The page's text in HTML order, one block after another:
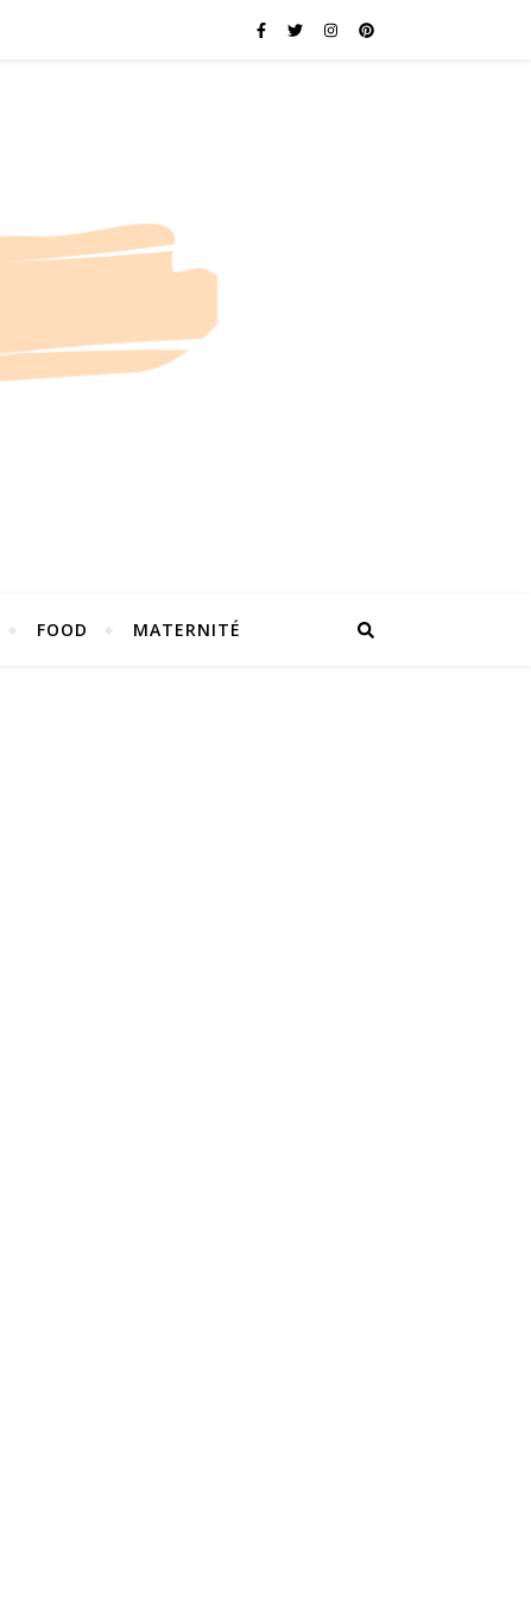
FOOD MATERNITÉ